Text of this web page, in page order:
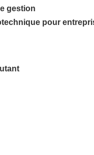
gestion
pour